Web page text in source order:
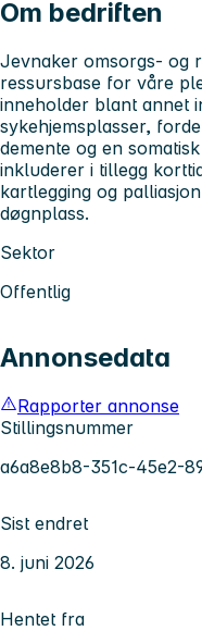
Om bedriften
Jevnaker omsorgs- og
ressursbase for våre
inneholder blant annet
sykehjemsplasser,
demente og en
inkluderer i tillegg
kartlegging og
døgnplass.
Sektor
Offentlig
Annonsedata
Rapporter annonse
Stillingsnummer
a6a8e8b8-351c-45e2-
Sist endret
8. juni 2026
Hentet fra